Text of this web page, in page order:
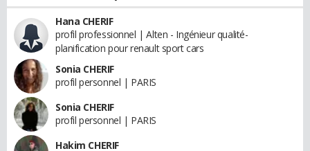
Hana CHERIF
profil professionnel | Alten - Ingénieur qualité-
planification pour renault sport cars
Sonia CHERIF
profil personnel | PARIS
Sonia CHERIF
profil personnel | PARIS
Hakim CHERIF